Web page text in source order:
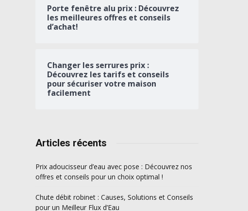
Porte fenêtre alu prix : Découvrez
les meilleures offres et conseils
d’achat!
Changer les serrures prix :
Découvrez les tarifs et conseils
pour sécuriser votre maison
facilement
Articles récents
Prix adoucisseur d’eau avec pose : Découvrez nos
offres et conseils pour un choix optimal !
Chute débit robinet : Causes, Solutions et Conseils
pour un Meilleur Flux d’Eau